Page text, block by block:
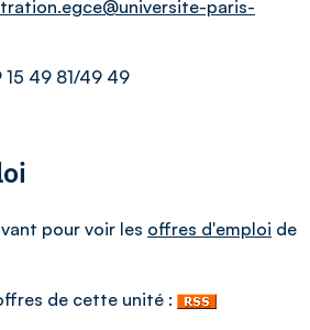
paris-
15 49 81/49 49
pour voir les offres d'emploi de
de cette unité :